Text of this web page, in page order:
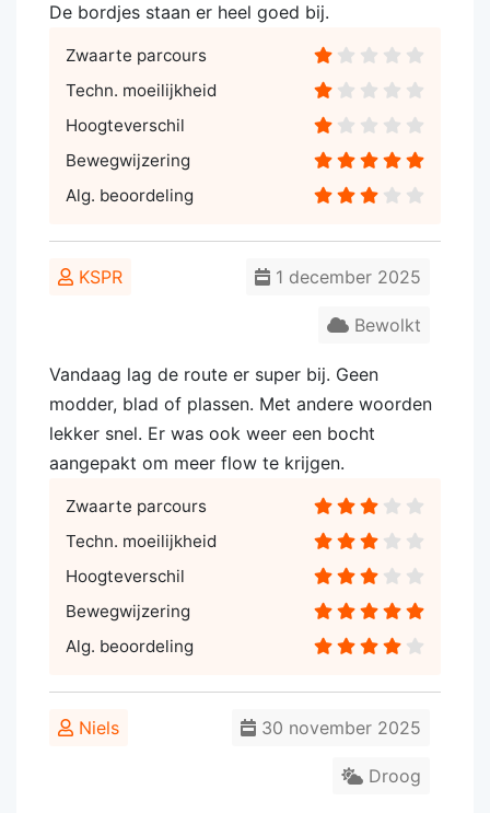
De bordjes staan er heel goed bij.
Zwaarte parcours
Techn. moeilijkheid
Hoogteverschil
Bewegwijzering
Alg. beoordeling
KSPR 1 december 2025
Bewolkt
Vandaag lag de route er super bij. Geen
modder, blad of plassen. Met andere woorden
lekker snel. Er was ook weer een bocht
aangepakt om meer flow te krijgen.
Zwaarte parcours
Techn. moeilijkheid
Hoogteverschil
Bewegwijzering
Alg. beoordeling
Niels 30 november 2025
Droog